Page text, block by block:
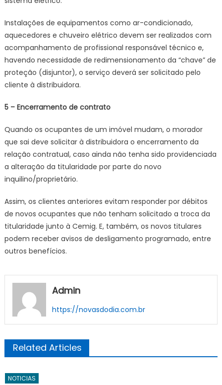
Instalações de equipamentos como ar-condicionado,
aquecedores e chuveiro elétrico devem ser realizados com
acompanhamento de profissional responsável técnico e,
havendo necessidade de redimensionamento da “chave” de
proteção (disjuntor), o serviço deverá ser solicitado pelo
cliente à distribuidora.
5 – Encerramento de contrato
Quando os ocupantes de um imóvel mudam, o morador
que sai deve solicitar à distribuidora o encerramento da
relação contratual, caso ainda não tenha sido providenciada
a alteração da titularidade por parte do novo
inquilino/proprietário.
Assim, os clientes anteriores evitam responder por débitos
de novos ocupantes que não tenham solicitado a troca da
titularidade junto à Cemig. E, também, os novos titulares
podem receber avisos de desligamento programado, entre
outros benefícios.
Admin
https://novasdodia.com.br
Related Articles
NOTICIAS